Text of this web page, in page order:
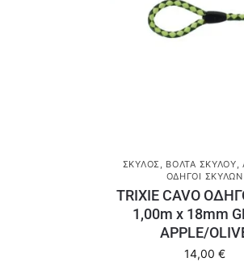
ΣΚΎΛΟΣ, ΒΌΛΤΑ ΣΚΎΛΟΥ,
ΟΔΗΓΟΊ ΣΚΎΛΩΝ
TRIXIE CAVO
1,00m x 18mm
APPLE/
14,00 €